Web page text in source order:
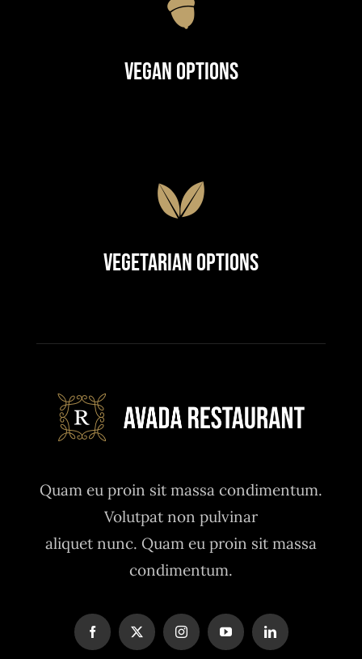
Vegan Options
Vegetarian Options
Quam eu proin sit massa condimentum.
Volutpat non pulvinar
aliquet nunc. Quam eu proin sit massa
condimentum.